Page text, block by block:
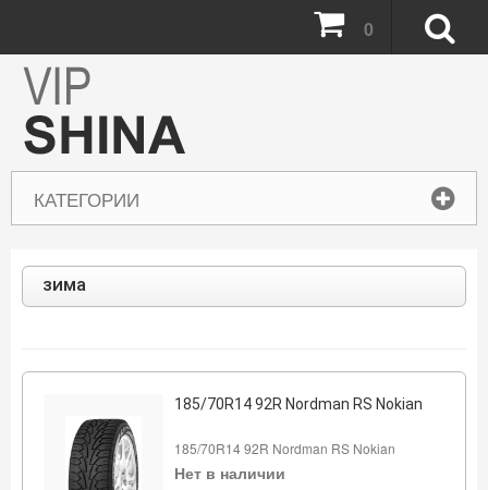
КАТЕГОРИИ
0
зима
185/70R14 92R Nordman RS Nokian
185/70R14 92R Nordman RS Nokian
Нет в наличии